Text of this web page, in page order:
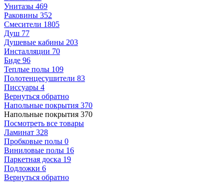
Унитазы 469
Раковины 352
Смесители 1805
Душ 77
Душевые кабины 203
Инсталляции 70
Биде 96
Теплые полы 109
Полотенцесушители 83
Писсуары 4
Вернуться обратно
Напольные покрытия 370
Напольные покрытия 370
Посмотреть все товары
Ламинат 328
Пробковые полы 0
Виниловые полы 16
Паркетная доска 19
Подложки 6
Вернуться обратно